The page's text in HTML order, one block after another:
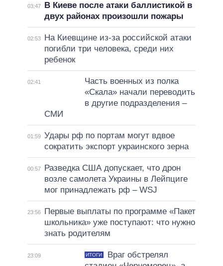
03:47
В Киеве после атаки баллистикой в
двух районах произошли пожары
02:53
На Киевщине из-за российской атаки
погибли три человека, среди них
ребенок
02:41
Часть военных из полка
«Скала» начали переводить
в другие подразделения –
СМИ
01:59 Удары рф по портам могут вдвое
сократить экспорт украинского зерна
00:57
Разведка США допускает, что дрон
возле самолета Украины в Лейпциге
мог принадлежать рф – WSJ
23:56
Первые выплаты по программе «Пакет
школьника» уже поступают: что нужно
знать родителям
23:09 ИТОГИ
Враг обстрелял